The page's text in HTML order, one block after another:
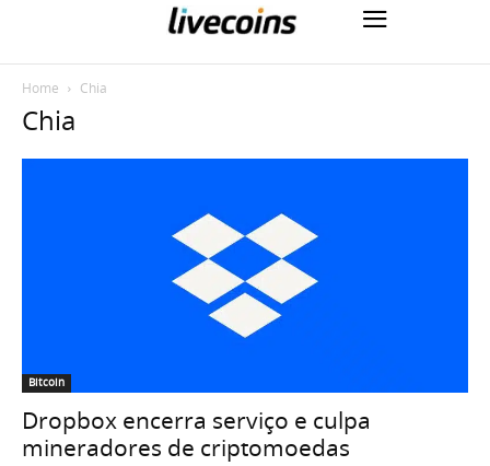
Home Chia
Chia
Bitcoin
Dropbox encerra serviço e culpa
mineradores de criptomoedas